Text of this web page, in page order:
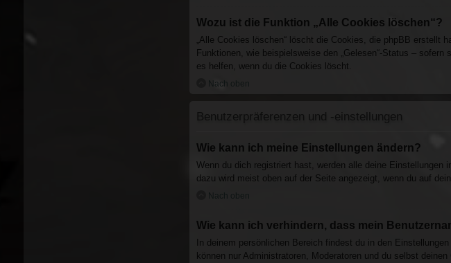
Wozu ist die Funktion „Alle Cookies löschen“?
„Alle Cookies löschen“ löscht die Cookies, die phpBB erstellt
Funktionen, wie beispielsweise den „Gelesen“-Status –
es helfen, wenn du die Cookies löscht.
Nach oben
Benutzerpräferenzen und -einstellungen
Wie kann ich meine Einstellungen ändern?
Wenn du dich registriert hast, werden alle deine Einstellungen
dazu wird meist oben auf der Seite angezeigt, wenn du auf
Nach oben
Wie kann ich verhindern, dass mein
In deinem persönlichen Bereich findest du in den
können nur Administratoren, Moderatoren und du selbst